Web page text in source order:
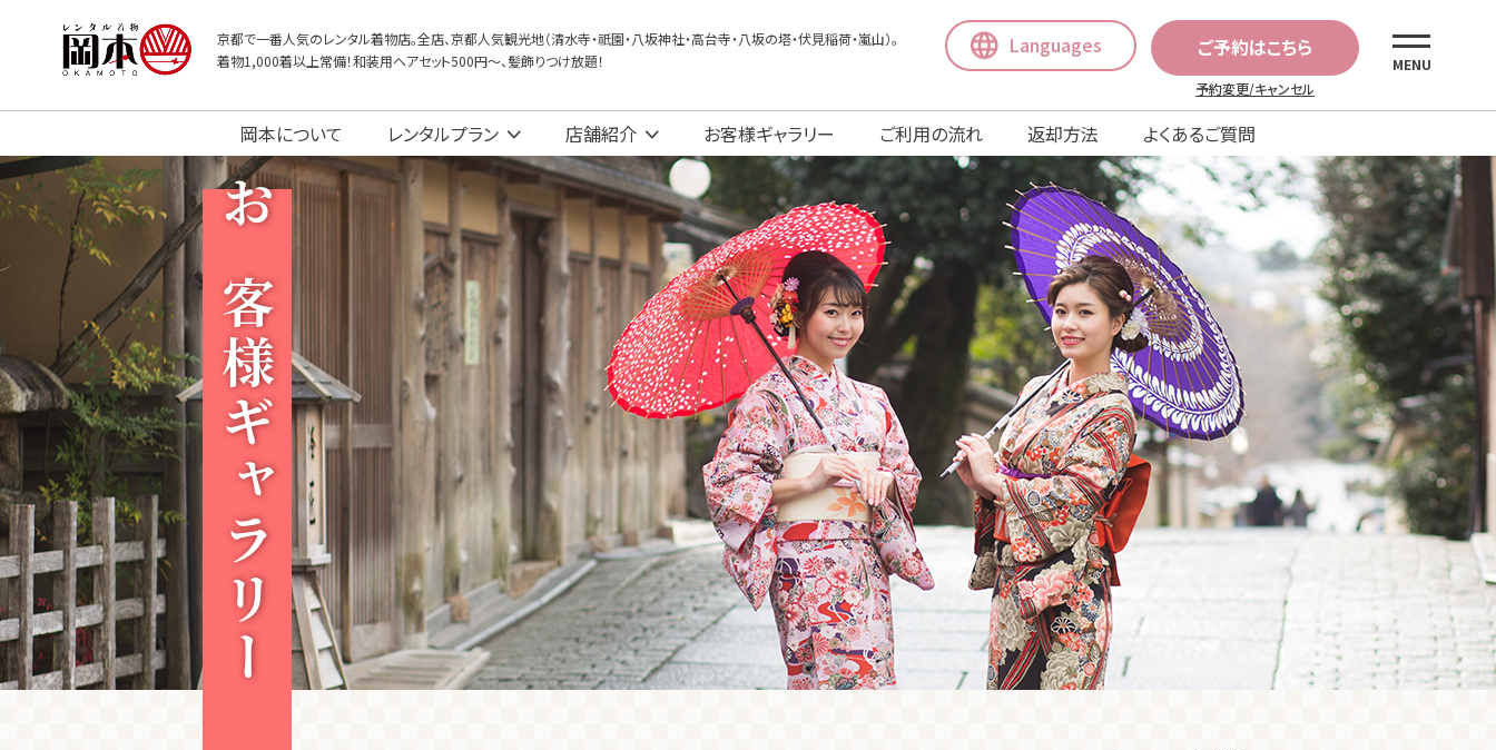
京都で一番人気のレンタル着物店。全店、京都人気観光地（清水寺・祇園・八坂神社・高台寺・八坂の塔・伏見稲荷・嵐山）。
着物1,000着以上常備！和装用ヘアセット500円〜、髪飾りつけ放題！
Languages ご予約はこちら
予約変更/キャンセル
MENU
岡本について レンタルプラン 店舗紹介 お客様ギャラリー ご利用の流れ 返却方法 よくあるご質問
お客様ギャラリー